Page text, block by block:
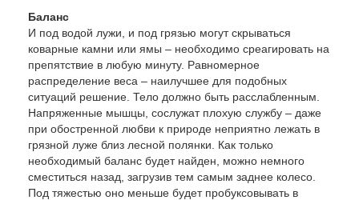
Баланс
И под водой лужи, и под грязью могут скрываться
коварные камни или ямы – необходимо среагировать на
препятствие в любую минуту. Равномерное
распределение веса – наилучшее для подобных
ситуаций решение. Тело должно быть расслабленным.
Напряженные мышцы, сослужат плохую службу – даже
при обостренной любви к природе неприятно лежать в
грязной луже близ лесной полянки. Как только
необходимый баланс будет найден, можно немного
сместиться назад, загрузив тем самым заднее колесо.
Под тяжестью оно меньше будет пробуксовывать в